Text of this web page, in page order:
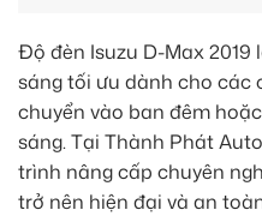
Độ đèn Isuzu D-Max
sáng tối ưu dành cho các
chuyển vào ban đêm
sáng. Tại Thành Phát
trình nâng cấp chuyên
trở nên hiện đại và an